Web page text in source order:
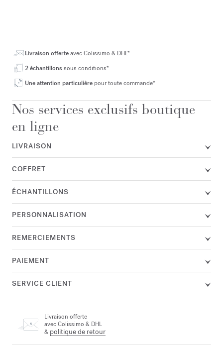
Livraison offerteavec Colissimo & DHL*
2 échantillonssous conditions*
Une attention particulière pour toute commande*
Nos services exclusifs boutique
en ligne
LIVRAISON
COFFRET
ÉCHANTILLONS
PERSONNALISATION
REMERCIEMENTS
PAIEMENT
SERVICE CLIENT
Livraison offerte
avec Colissimo & DHL
& politique de retour